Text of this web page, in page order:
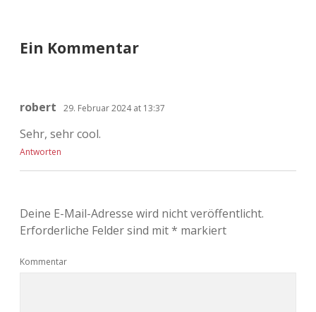
Ein Kommentar
robert 29. Februar 2024 at 13:37
Sehr, sehr cool.
Antworten
Deine E-Mail-Adresse wird nicht veröffentlicht.
Erforderliche Felder sind mit* markiert
Kommentar